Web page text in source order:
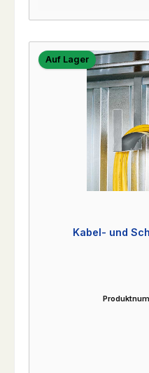
Auf Lager
Kabel- und